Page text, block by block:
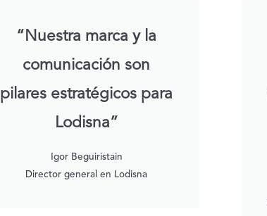
“Nuestra marca y la
comunicación son
pilares estratégicos para
Lodisna”
Igor Beguiristain
Director general en Lodisna